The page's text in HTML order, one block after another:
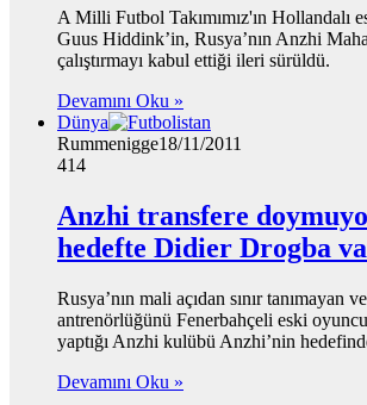
A Milli Futbol Takımımız'ın Hollandalı
Guus Hiddink’in, Rusya’nın Anzhi
çalıştırmayı kabul ettiği ileri sürüldü.
Devamını Oku »
Dünya
Rummenigge18/11/2011
414
Anzhi transfere
hedefte Didier Drogba
Rusya’nın mali açıdan sınır tanımayan
antrenörlüğünü Fenerbahçeli eski
yaptığı Anzhi kulübü Anzhi’nin
Devamını Oku »